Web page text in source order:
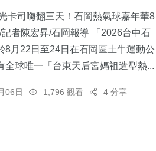
卡司嗨翻三天！石岡熱氣球嘉年華8
者陳宏昇/石岡報導 「2026台中石
8月22日至24日在石岡區土牛運動公
全球唯一「台東天后宮媽祖造型熱...
06日 1,796 觀看 4 分享